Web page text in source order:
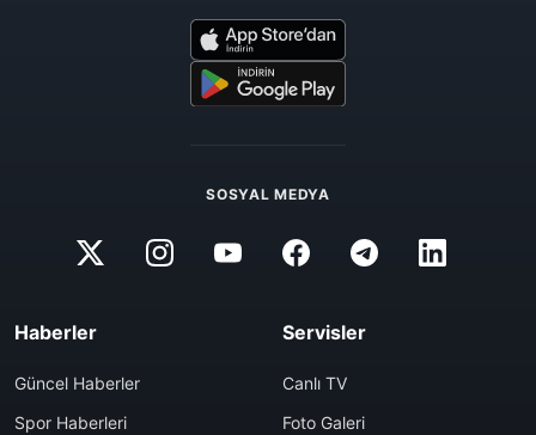
SOSYAL MEDYA
Haberler
Güncel Haberler
Spor Haberleri
Servisler
Canlı TV
Foto Galeri